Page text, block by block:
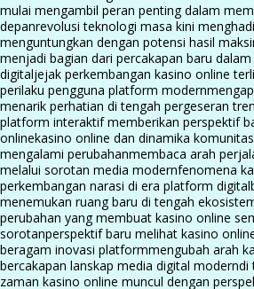
mulai mengambil peran penting dalam
depanrevolusi teknologi masa kini
menguntungkan dengan potensi hasil
menjadi bagian dari percakapan baru
digitaljejak perkembangan kasino online
perilaku pengguna platform modern
menarik perhatian di tengah pergeseran
platform interaktif memberikan perspektif
onlinekasino online dan dinamika
mengalami perubahanmembaca arah
melalui sorotan media modernfenomena
perkembangan narasi di era platform digital
menemukan ruang baru di tengah
perubahan yang membuat kasino online
sorotanperspektif baru melihat kasino
beragam inovasi platformmengubah arah
bercakapan lanskap media digital moderndi
zaman kasino online muncul dengan